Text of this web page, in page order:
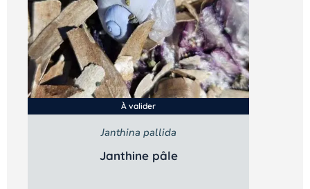
À valider
Janthina pallida
Janthine pâle